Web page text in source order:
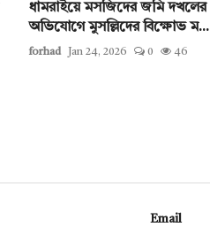
ধামরাইয়ে মসজিদের জমি দখলের
অভিযোগে মুসল্লিদের বিক্ষোভ ম...
forhad Jan 24, 2026 0 46
Email